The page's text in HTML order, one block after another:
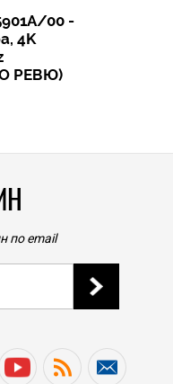
00 -
4K
РЕВЮ)
по email